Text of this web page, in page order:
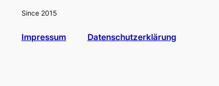
Since 2015
Impressum Datenschutzerklärung